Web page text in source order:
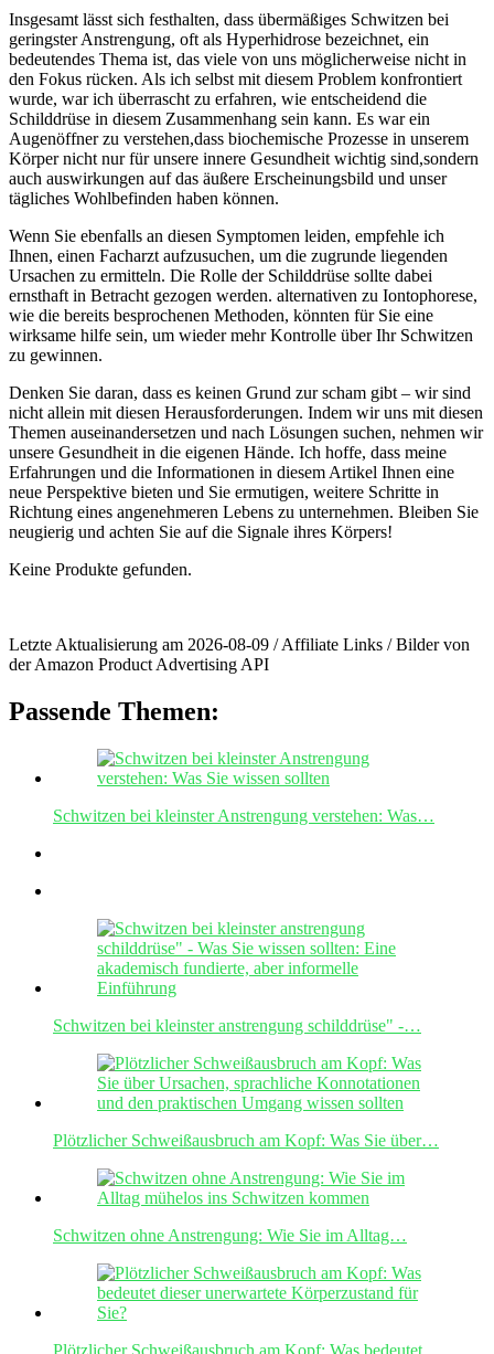
Insgesamt lässt sich festhalten, dass⁣ übermäßiges Schwitzen bei⁣
geringster Anstrengung, oft als Hyperhidrose ‌bezeichnet, ein
bedeutendes Thema ist, das⁢ viele von uns ‍möglicherweise ​nicht in⁢
den Fokus rücken. Als ich selbst mit diesem Problem konfrontiert
wurde, war​ ich überrascht zu erfahren, ‌wie‌ entscheidend die
⁢Schilddrüse⁤ in diesem ‌Zusammenhang ⁣sein kann. Es ⁣war ein
Augenöffner‍ zu verstehen,dass‍ biochemische Prozesse in unserem
Körper nicht nur für unsere⁣ innere Gesundheit wichtig sind,sondern
auch auswirkungen auf das äußere ​Erscheinungsbild und unser ​
tägliches Wohlbefinden haben können.
Wenn Sie ebenfalls ‍an diesen Symptomen leiden, empfehle ich
Ihnen, ‍einen⁤ Facharzt aufzusuchen, um die zugrunde liegenden
Ursachen zu ‌ermitteln.⁣ Die Rolle der​ Schilddrüse sollte dabei​
ernsthaft in Betracht gezogen‌ werden. alternativen zu Iontophorese,
wie die bereits besprochenen​ Methoden, könnten für​ Sie eine
wirksame hilfe sein, um wieder mehr Kontrolle über Ihr Schwitzen
zu gewinnen. ⁤
Denken Sie daran, dass ⁣es keinen Grund ⁣zur scham gibt‌ – wir sind
nicht ‍allein mit diesen Herausforderungen. Indem wir uns mit diesen
Themen auseinandersetzen und ⁢nach Lösungen suchen, nehmen wir
unsere Gesundheit in die ⁣eigenen Hände.⁤ Ich hoffe, dass meine​
Erfahrungen und die⁤ Informationen in diesem Artikel Ihnen eine
neue⁤ Perspektive ‍bieten und Sie ermutigen,‌ weitere Schritte⁢ in⁤
Richtung ‍eines ‌angenehmeren Lebens ⁢zu⁢ unternehmen. Bleiben Sie
neugierig und achten Sie auf die Signale ihres Körpers!
Keine Produkte gefunden.
Letzte Aktualisierung am 2026-08-09 / Affiliate Links / Bilder von
der Amazon Product Advertising API
Passende Themen:
Schwitzen bei kleinster Anstrengung verstehen: Was…
Schwitzen bei kleinster anstrengung schilddrüse" -…
Plötzlicher Schweißausbruch am Kopf: Was Sie über…
Schwitzen ohne Anstrengung: Wie Sie im Alltag…
Plötzlicher Schweißausbruch am Kopf: Was bedeutet…